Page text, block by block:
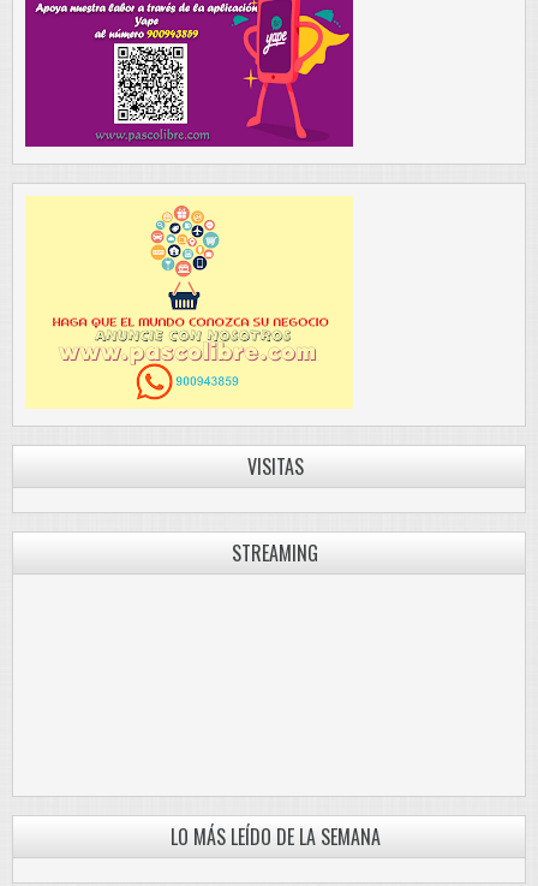
VISITAS
STREAMING
LO MÁS LEÍDO DE LA SEMANA